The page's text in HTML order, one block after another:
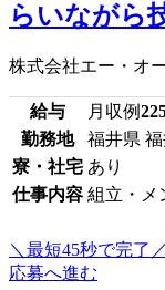
らいながら
株式会社エー・オ
給与 月収例
勤務地
福井県
寮・社宅 あり
仕事内容 組立・メ
＼最短45秒で完了／
応募へ進む